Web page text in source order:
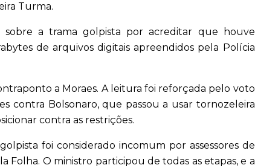
Turma.
a trama golpista por acreditar que houve
de arquivos digitais apreendidos pela Polícia
a Moraes. A leitura foi reforçada pelo voto
contra Bolsonaro, que passou a usar tornozeleira
contra as restrições.
foi considerado incomum por assessores de
Folha. O ministro participou de todas as etapas, e a